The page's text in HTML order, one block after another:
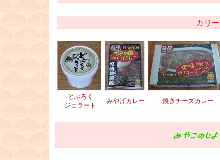
カリ
どぶろく
ジェラート
みやげカレー 焼きチーズカレー